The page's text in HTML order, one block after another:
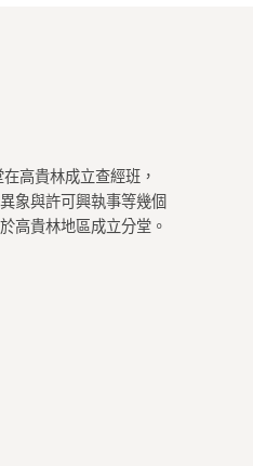
高貴林成立查經班，
象與許可興執事等幾個
高貴林地區成立分堂。